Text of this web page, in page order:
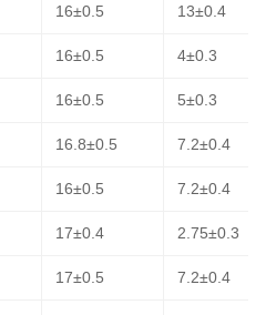
16±0.5 13±0.4
16±0.5 4±0.3
16±0.5 5±0.3
16.8±0.5 7.2±0.4
16±0.5 7.2±0.4
17±0.4 2.75±0.3
17±0.5 7.2±0.4